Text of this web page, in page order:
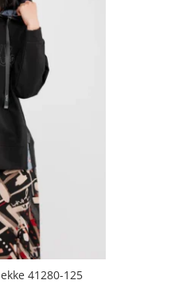
41280-125